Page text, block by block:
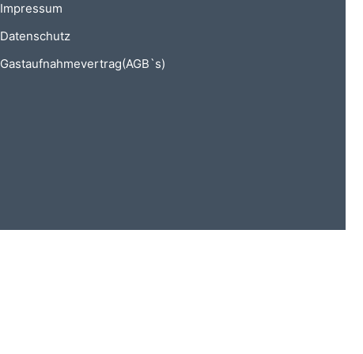
Impressum
Datenschutz
Gastaufnahmevertrag ( AGB`s)